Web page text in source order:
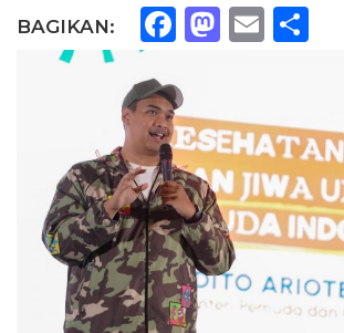
BAGIKAN: Facebook